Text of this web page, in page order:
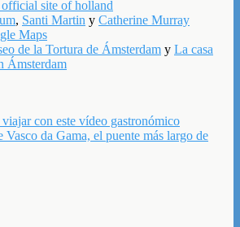
site of holland
, Santi Martin y Catherine Murray
Maps
de la Tortura de Ámsterdam y La casa
Ámsterdam
con este vídeo gastronómico
Vasco da Gama, el puente más largo de